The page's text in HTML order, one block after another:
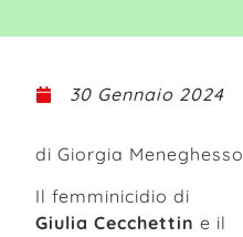
30 Gennaio 2024
di Giorgia Meneghesso
Il femminicidio di
Giulia Cecchettin e il